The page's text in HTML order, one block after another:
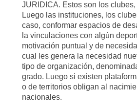
JURIDICA. Estos son los clubes,
Luego las instituciones, los
caso, conformar espacios de
la vinculaciones con algún
motivación puntual y de
cual les genera la necesidad
tipo de organización,
grado. Luego si existen
o de territorios obligan al
nacionales.